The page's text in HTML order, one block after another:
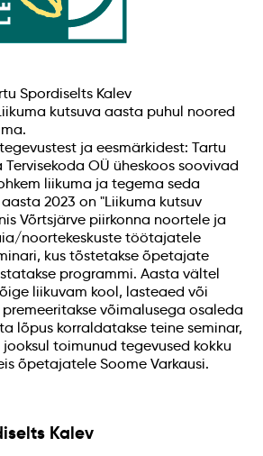
Spordiselts Kalev
kutsuva aasta puhul noored
ja eesmärkidest: Tartu
OÜ üheskoos soovivad
liikuma ja tegema seda
2023 on "Liikuma kutsuv
Võrtsjärve piirkonna noortele ja
noortekeskuste töötajatele
kus tõstetakse õpetajate
programmi. Aasta vältel
liikuvam kool, lasteaed või
premeeritakse võimalusega osaleda
lõpus korraldatakse teine seminar,
toimunud tegevused kokku
õpetajatele Soome Varkausi.
Kalev